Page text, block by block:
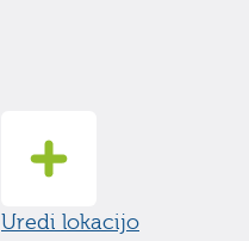
Uredi lokacijo